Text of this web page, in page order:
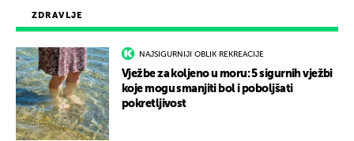
ZDRAVLJE
NAJSIGURNIJI OBLIK REKREACIJE
Vježbe za koljeno u moru: 5 sigurnih vježbi
koje mogu smanjiti bol i poboljšati
pokretljivost